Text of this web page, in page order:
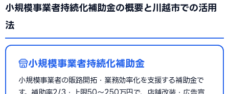
小規模事業者持続化補助金の概要と川越市での活用
法
小規模事業者持続化補助金
小規模事業者の販路開拓・業務効率化を支援する補助金で
す。補助率2/3・上限50〜250万円で、店舗改装・広告宣